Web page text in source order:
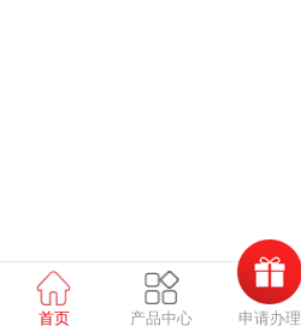
首页 产品中心 申请办理